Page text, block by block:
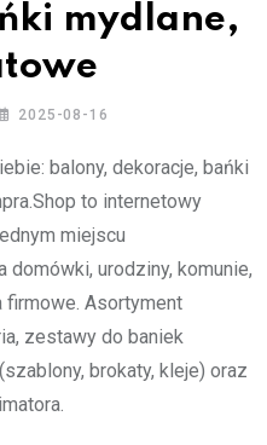
mydlane,
2025-08-16
balony, dekoracje, bańki
to internetowy
miejscu
urodziny, komunie,
Asortyment
zestawy do baniek
brokaty, kleje) oraz